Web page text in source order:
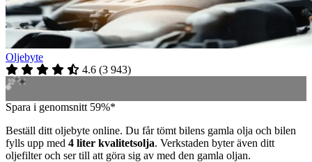
Oljebyte
4.6 (3 943)
Spara i genomsnitt 59%*
Beställ ditt oljebyte online. Du får tömt bilens gamla olja och bilen
fylls upp med 4 liter kvalitetsolja. Verkstaden byter även ditt
oljefilter och ser till att göra sig av med den gamla oljan.